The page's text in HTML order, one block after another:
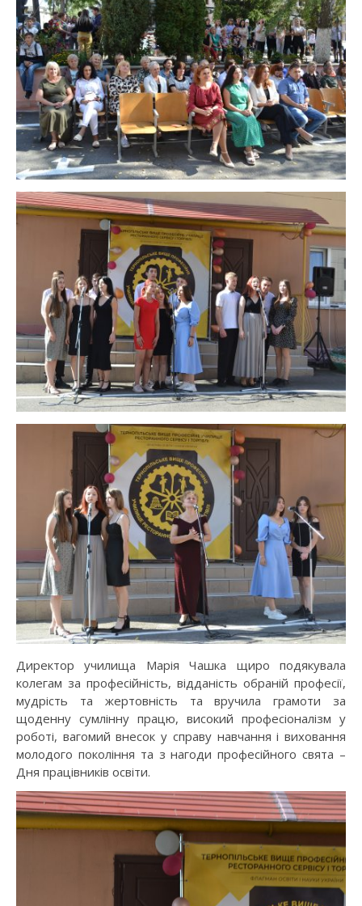
Директор училища Марія Чашка щиро подякувала
колегам за професійність, відданість обраній професії,
мудрість та жертовність та вручила грамоти за
щоденну сумлінну працю, високий професіоналізм у
роботі, вагомий внесок у справу навчання і виховання
молодого покоління та з нагоди професійного свята –
Дня працівників освіти.